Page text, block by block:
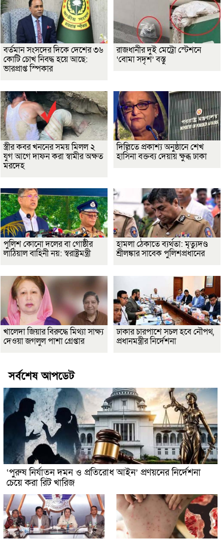
বর্তমান সংসদের দিকে দেশের ৩৬
কোটি চোখ নিবদ্ধ হয়ে আছে:
ভারপ্রাপ্ত স্পিকার
রাজধানীর দুই মেট্রো স্টেশনে
‘বোমা সদৃশ’ বস্তু
স্ত্রীর কবর খননের সময় মিলল ২
যুগ আগে দাফন করা স্বামীর অক্ষত
মরদেহ
দিল্লিতে প্রকাশ্য অনুষ্ঠানে শেখ
হাসিনা বক্তব্য দেয়ায় ক্ষুব্ধ ঢাকা
পুলিশ কোনো দলের বা গোষ্ঠীর
লাঠিয়াল বাহিনী নয়: স্বরাষ্ট্রমন্ত্রী
হামলা ঠেকাতে ব্যর্থতা: মৃত্যুদণ্ড
শ্রীলঙ্কার সাবেক পুলিশপ্রধানের
খালেদা জিয়ার বিরুদ্ধে মিথ্যা সাক্ষ্য
দেওয়া জগলুল পাশা গ্রেপ্তার
ঢাকার চারপাশে সচল হবে নৌপথ,
প্রধানমন্ত্রীর নির্দেশনা
সর্বশেষ আপডেট
‘পুরুষ নির্যাতন দমন ও প্রতিরোধ আইন’ প্রণয়নের নির্দেশনা
চেয়ে করা রিট খারিজ